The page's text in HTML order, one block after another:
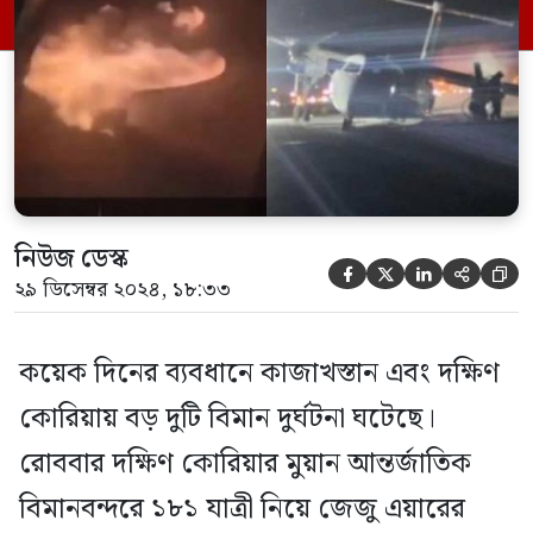
বলা হয়েছে, কানাডার হালিফাস্ক বিমানবন্দরে
একটি উড়োজাহাজ দুর্ঘটনার কবলে পড়েছে।
অবতরণের সময় রানওয়েতে […]
নিউজ ডেস্ক
২৯ ডিসেম্বর ২০২৪, ১৮:৩৩     
কয়েক দিনের ব্যবধানে কাজাখস্তান এবং দক্ষিণ
কোরিয়ায় বড় দুটি বিমান দুর্ঘটনা ঘটেছে।
রোববার দক্ষিণ কোরিয়ার মুয়ান আন্তর্জাতিক
বিমানবন্দরে ১৮১ যাত্রী নিয়ে জেজু এয়ারের